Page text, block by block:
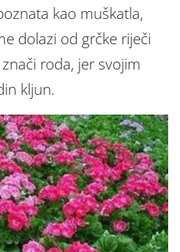
kao muškatla,
dolazi od grčke riječi
roda, jer svojim
kljun.